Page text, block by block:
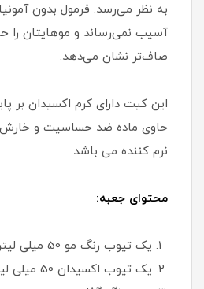
به نظر می‌رسد. فرمول بدون
آسیب نمی‌رساند و موهایتان را
صاف‌تر نشان می‌دهد.
این کیت دارای کرم اکسیدان بر
حاوی ماده ضد حساسیت و
نرم کننده می‌ باشد.
محتوای جعبه:
یک تیوب رنگ مو 50 میلی لیتر
یک تیوب اکسیدان 50 میلی لیتر